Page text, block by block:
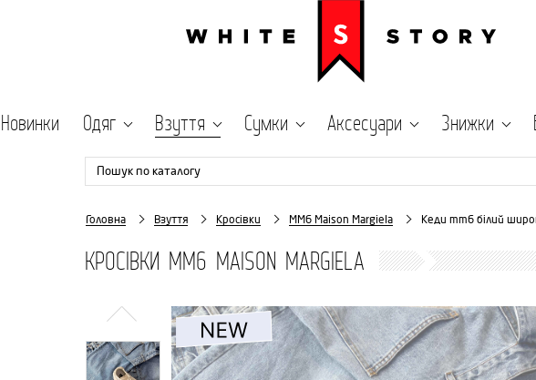
Новинки Одяг Взуття Сумки Аксесуари Знижки
Пошук по каталогу
Головна Взуття Кросівки MM6 Maison Margiela Кеди mm6 білий
КРОСІВКИ MM6 MAISON MARGIELA